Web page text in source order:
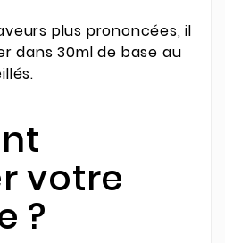
plus prononcées, il
dans 30ml de base au
votre
?